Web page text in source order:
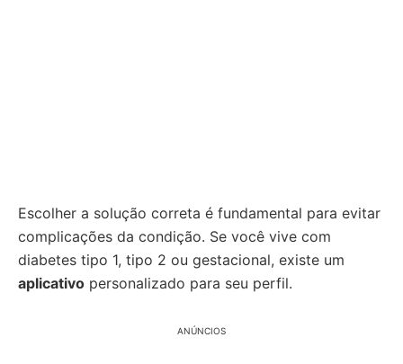
Escolher a solução correta é fundamental para evitar
complicações da condição. Se você vive com
diabetes tipo 1, tipo 2 ou gestacional, existe um
aplicativo personalizado para seu perfil.
ANÚNCIOS